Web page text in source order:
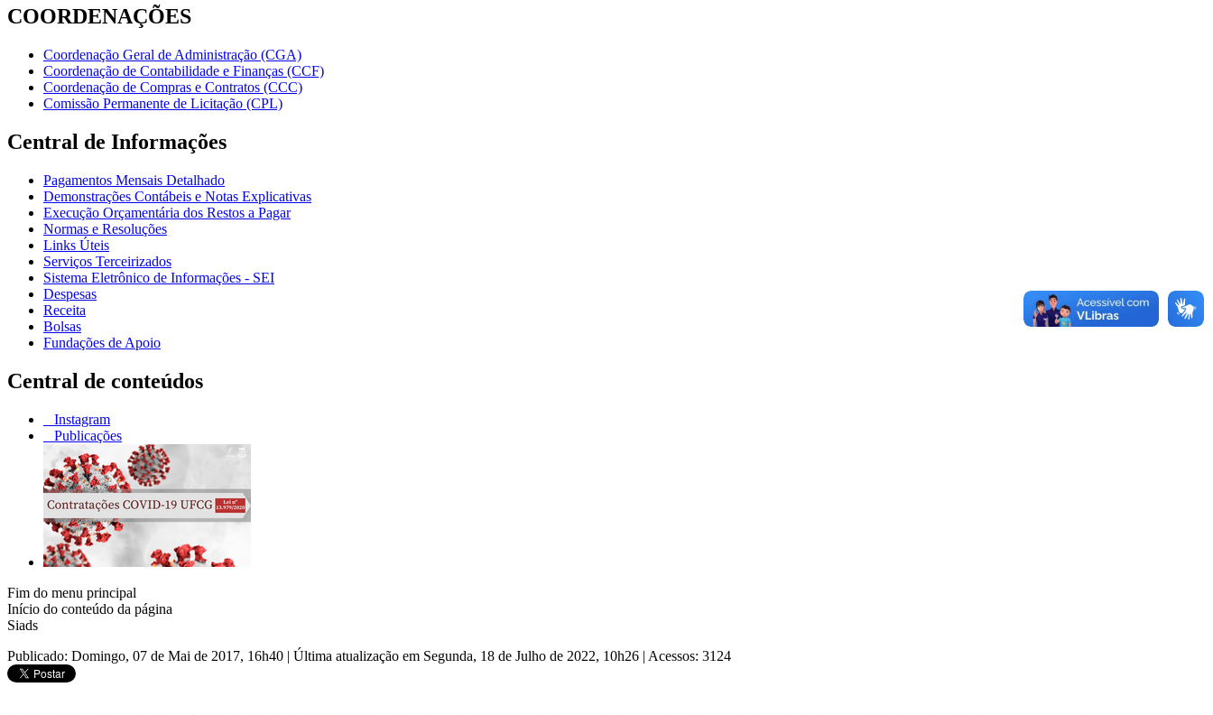
COORDENAÇÕES
Coordenação Geral de Administração (CGA)
Coordenação de Contabilidade e Finanças (CCF)
Coordenação de Compras e Contratos (CCC)
Comissão Permanente de Licitação (CPL)
Central de Informações
Pagamentos Mensais Detalhado
Demonstrações Contábeis e Notas Explicativas
Execução Orçamentária dos Restos a Pagar
Normas e Resoluções
Links Úteis
Serviços Terceirizados
Sistema Eletrônico de Informações - SEI
Despesas
Receita
Bolsas
Fundações de Apoio
Central de conteúdos
Instagram
Publicações
Fim do menu principal
Início do conteúdo da página
Siads
Publicado: Domingo, 07 de Mai de 2017, 16h40 | Última atualização em Segunda, 18 de Julho de 2022, 10h26 | Acessos: 3124